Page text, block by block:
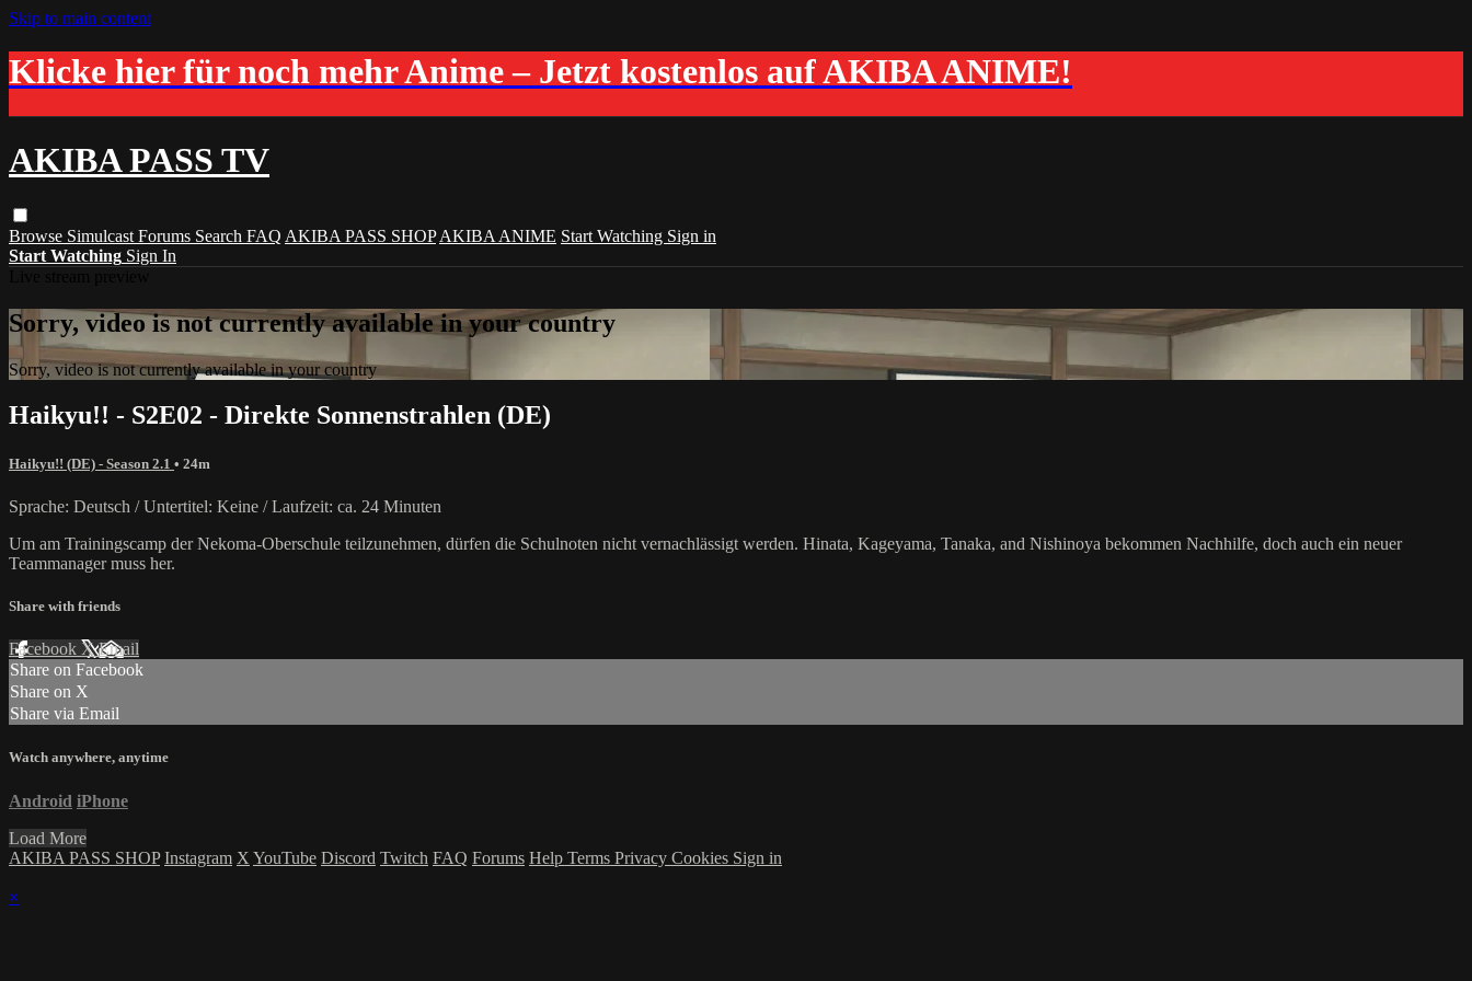
Skip to main content
Klicke hier für noch mehr Anime – Jetzt kostenlos auf AKIBA ANIME!
AKIBA PASS TV
Browse Simulcast Forums Search FAQ AKIBA PASS SHOP AKIBA ANIME Start Watching Sign in
Start Watching Sign In
Sorry, video is not currently available in your country
Sorry, video is not currently available in your country
Haikyu!! - S2E02 - Direkte Sonnenstrahlen (DE)
Haikyu!! (DE) - Season 2.1 • 24m
Sprache: Deutsch / Untertitel: Keine / Laufzeit: ca. 24 Minuten
Um am Trainingscamp der Nekoma-Oberschule teilzunehmen, dürfen die Schulnoten nicht vernachlässigt werden. Hinata, Kageyama, Tanaka, and Nishinoya bekommen Nachhilfe, doch auch ein neuer
Teammanager muss her.
Share with friends
Facebook XEmail
Share on Facebook
Share on X
Share via Email
Watch anywhere, anytime
Android iPhone
Load More
AKIBA PASS SHOP Instagram X YouTube Discord Twitch FAQ Forums Help Terms Privacy Cookies Sign in
×